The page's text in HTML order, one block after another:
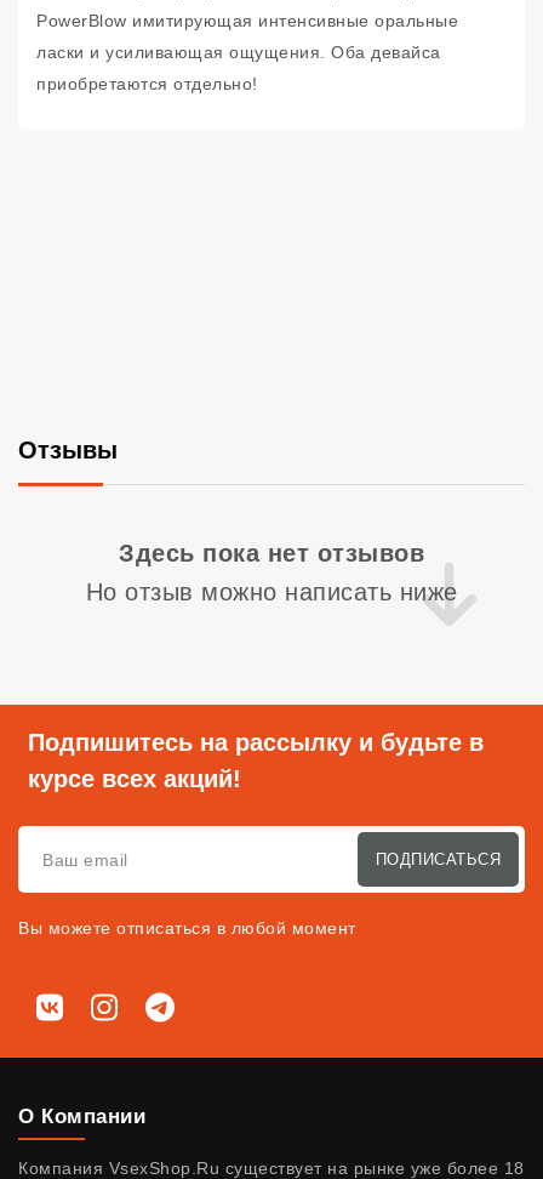
PowerBlow имитирующая интенсивные оральные
ласки и усиливающая ощущения. Оба девайса
приобретаются отдельно!
Отзывы
Здесь пока нет отзывов
Но отзыв можно написать ниже
Подпишитесь на рассылку и будьте в
курсе всех акций!
ПОДПИСАТЬСЯ
Вы можете отписаться в любой момент
Мы в соц. сетях
ВКонтактеInstagramTelegram
О Компании
Компания VsexShop.Ru существует на рынке уже более 18